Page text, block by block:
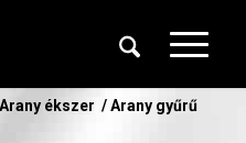
Arany ékszer / Arany gyűrű